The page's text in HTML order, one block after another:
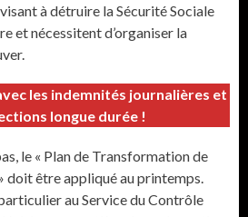
à détruire la Sécurité Sociale
et nécessitent d’organiser la
les indemnités journalières et
longue durée !
le « Plan de Transformation de
doit être appliqué au printemps.
au Service du Contrôle